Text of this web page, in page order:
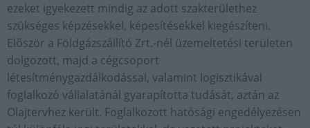
ezeket igyekezett mindig az adott szakterülethez
szükséges képzésekkel, képesítésekkel kiegészíteni.
Először a Földgázszállító Zrt.-nél üzemeltetési területen
dolgozott, majd a cégcsoport
létesítménygazdálkodással, valamint logisztikával
foglalkozó vállalatánál gyarapította tudását, aztán az
Olajtervhez került. Foglalkozott hatósági engedélyezésen